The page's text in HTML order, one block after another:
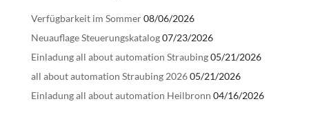
Verfügbarkeit im Sommer08/06/2026
Neuauflage Steuerungskatalog07/23/2026
Einladung all about automation Straubing05/21/2026
all about automation Straubing 202605/21/2026
Einladung all about automation Heilbronn 04/16/2026